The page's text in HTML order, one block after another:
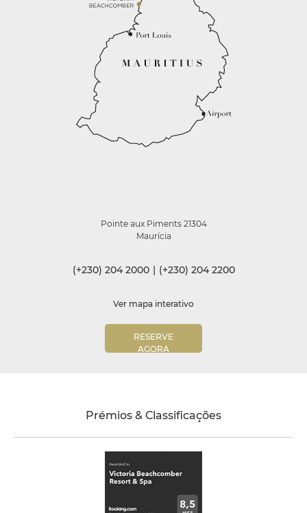
Pointe aux Piments 21304
Maurícia
(+230) 204 2000 | (+230) 204 2200
Ver mapa interativo
RESERVE
AGORA
Prémios & Classificações